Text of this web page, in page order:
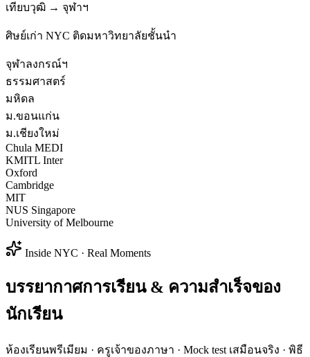
เทียบวุฒิ → จุฬาฯ
ศิษย์เก่า NYC ติดมหาวิทยาลัยชั้นนำ
จุฬาลงกรณ์ฯ
ธรรมศาสตร์
มหิดล
ม.ขอนแก่น
ม.เชียงใหม่
Chula MEDI
KMITL Inter
Oxford
Cambridge
MIT
NUS Singapore
University of Melbourne
Inside NYC · Real Moments
บรรยากาศการเรียน & ความสำเร็จของ
นักเรียน
ห้องเรียนพรีเมียม · ครูเจ้าของภาษา · Mock test เสมือนจริง · พิธี